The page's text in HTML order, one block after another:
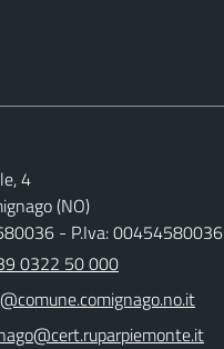
4
(NO)
- P.Iva: 00454580036
0322 50 000